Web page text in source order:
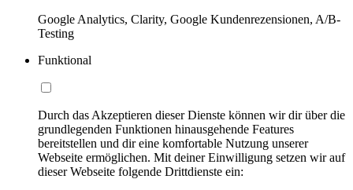
Google Analytics, Clarity, Google Kundenrezensionen, A/B-
Testing
Funktional
Durch das Akzeptieren dieser Dienste können wir dir über die
grundlegenden Funktionen hinausgehende Features
bereitstellen und dir eine komfortable Nutzung unserer
Webseite ermöglichen. Mit deiner Einwilligung setzen wir auf
dieser Webseite folgende Drittdienste ein: